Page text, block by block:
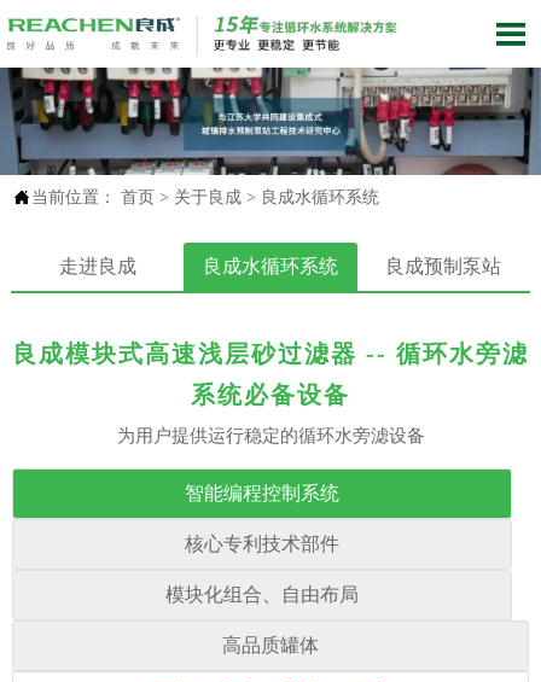

 当前位置： 首页 > 关于良成 > 良成水循环系统
走进良成 良成水循环系统 良成预制泵站
良成模块式高速浅层砂过滤器 -- 循环水旁滤
系统必备设备
为用户提供运行稳定的循环水旁滤设备
智能编程控制系统
核心专利技术部件
模块化组合、自由布局
高品质罐体